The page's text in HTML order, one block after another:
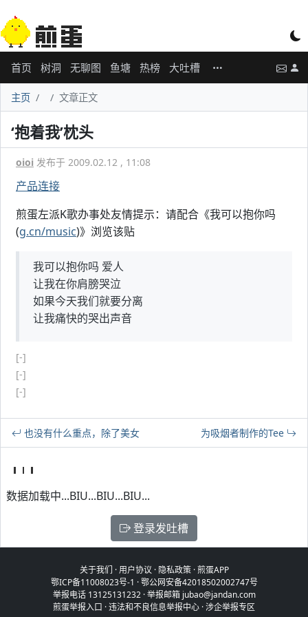
首页 树洞 无聊图 鱼塘 热榜 大吐槽
主页 文章正文
‘抱着我’枕头
oioi 发布于 2009.02.12 , 11:08
产品连接
煎蛋左派K歌办事处友情提示：请配合《我可以抱你吗
(g.cn/music)》浏览该贴
我可以抱你吗 爱人
让我在你肩膀哭泣
如果今天我们就要分离
让我痛快的哭出声音
[-]
[-]
[-]
也没有什么重点，除了美女 为吸烟者制作的Tee
数据加载中...BIU...BIU...BIU...
登录发吐槽
关于我们 ·用户协议 · 隐私政策·煎蛋APP
鄂ICP备11008023号-1 ·鄂公网安备42018502002747号
举报电话 13125131232 · 举报邮箱 jubao@jandan.com
煎蛋举报入口 ·违法和不良信息举报中心 ·涉企举报专区